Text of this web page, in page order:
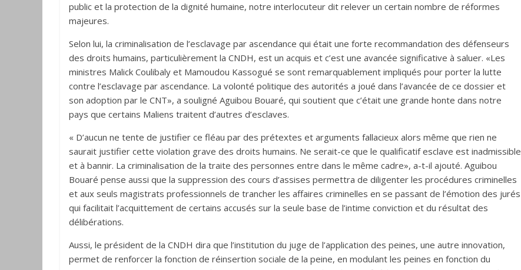
public et la protection de la dignité humaine, notre interlocuteur dit relever un certain nombre de réformes
majeures.
Selon lui, la criminalisation de l’esclavage par ascendance qui était une forte recommandation des défenseurs
des droits humains, particulièrement la CNDH, est un acquis et c’est une avancée significative à saluer. «Les
ministres Malick Coulibaly et Mamoudou Kassogué se sont remarquablement impliqués pour porter la lutte
contre l’esclavage par ascendance. La volonté politique des autorités a joué dans l’avancée de ce dossier et
son adoption par le CNT», a souligné Aguibou Bouaré, qui soutient que c’était une grande honte dans notre
pays que certains Maliens traitent d’autres d’esclaves.
« D’aucun ne tente de justifier ce fléau par des prétextes et arguments fallacieux alors même que rien ne
saurait justifier cette violation grave des droits humains. Ne serait-ce que le qualificatif esclave est inadmissible
et à bannir. La criminalisation de la traite des personnes entre dans le même cadre», a-t-il ajouté. Aguibou
Bouaré pense aussi que la suppression des cours d’assises permettra de diligenter les procédures criminelles
et aux seuls magistrats professionnels de trancher les affaires criminelles en se passant de l’émotion des jurés
qui facilitait l’acquittement de certains accusés sur la seule base de l’intime conviction et du résultat des
délibérations.
Aussi, le président de la CNDH dira que l’institution du juge de l’application des peines, une autre innovation,
permet de renforcer la fonction de réinsertion sociale de la peine, en modulant les peines en fonction du